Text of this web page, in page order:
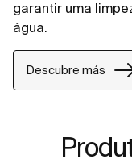
garantir uma
água.
Descubre más